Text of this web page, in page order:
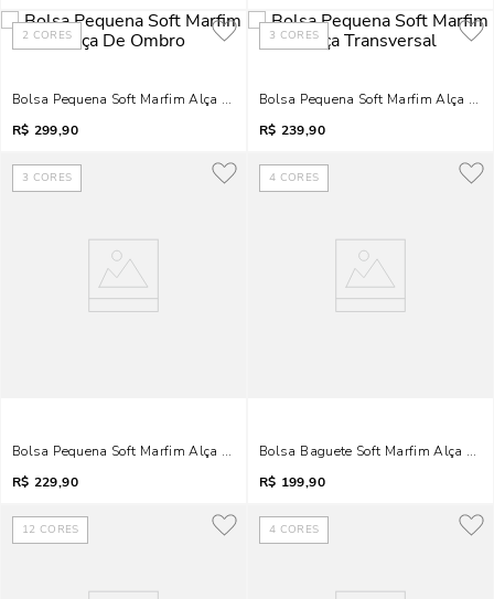
2 CORES
Bolsa Pequena Soft Marfim Alça De Ombro
R$ 299,90
3 CORES
Bolsa Pequena Soft Marfim Alça
R$ 239,90
3 CORES
Bolsa Pequena Soft Marfim Alça Transversal
R$ 229,90
4 CORES
Bolsa Baguete Soft Marfim Alça De
R$ 199,90
12 CORES 4 CORES